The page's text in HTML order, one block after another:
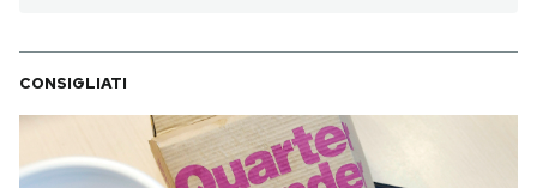
CONSIGLIATI